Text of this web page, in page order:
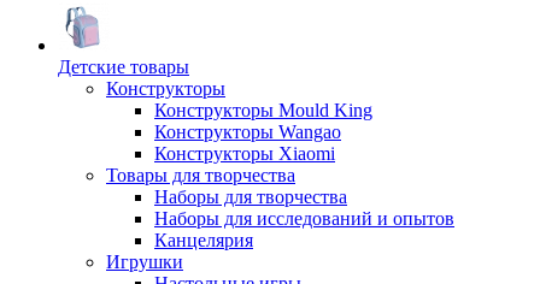
Детские товары
Конструкторы
Конструкторы Mould King
Конструкторы Wangao
Конструкторы Xiaomi
Товары для творчества
Наборы для творчества
Наборы для исследований и опытов
Канцелярия
Игрушки